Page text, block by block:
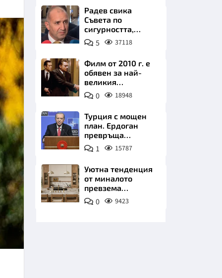
ХРАНА
ИКОНОМИКА
Радев свика
Съвета по
сигурността,
следва ключово
изявление
5 37118
Филм от 2010 г. е
обявен за най-
великия
психологически
трилър в
0 18948
Турция с мощен
план. Ердоган
превръща
Джейхан в
петролно чудо
1 15787
Уютна тенденция
от миналото
превзема
модерните кухни
0 9423